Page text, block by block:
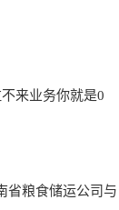
来业务你就是0
省粮食储运公司与